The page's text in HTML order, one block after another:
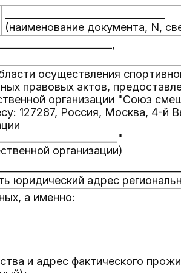
(наименование документа, N,
осуществления
правовых актов,
организации "Союз
127287, Россия, Москва, 4-й
организации)
юридический адрес
а именно:
и адрес фактического